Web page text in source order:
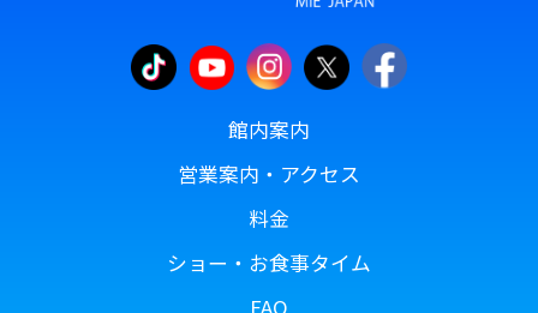
館内案内
営業案内・アクセス
料金
ショー・お食事タイム
FAQ